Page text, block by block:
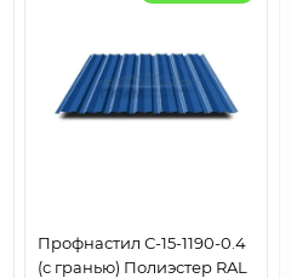
Профнастил С-15-1190-0.4
(с гранью) Полиэстер RAL